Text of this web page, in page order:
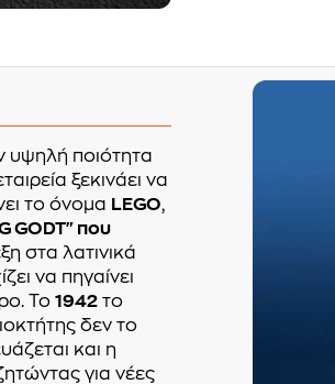
υψηλή ποιότητα
ξεκινάει να
το όνομα LEGO,
GODT" που
στα λατινικά
να πηγαίνει
Το 1942 το
δεν το
και η
για νέες